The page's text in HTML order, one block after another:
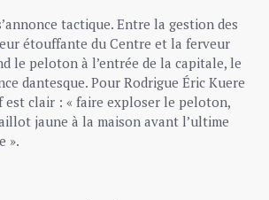
tactique. Entre la gestion des
étouffante du Centre et la ferveur
le peloton à l’entrée de la capitale, le
dantesque. Pour Rodrigue Éric Kuere
est clair : « faire exploser le peloton,
jaune à la maison avant l’ultime
».